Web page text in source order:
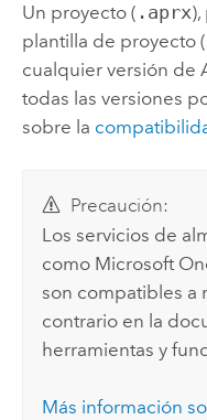
Un proyecto ( .aprx),
plantilla de proyecto (
cualquier versión de
todas las versiones
sobre la
Precaución:
Los servicios de
como Microsoft
son compatibles a
contrario en la
herramientas y
Más información